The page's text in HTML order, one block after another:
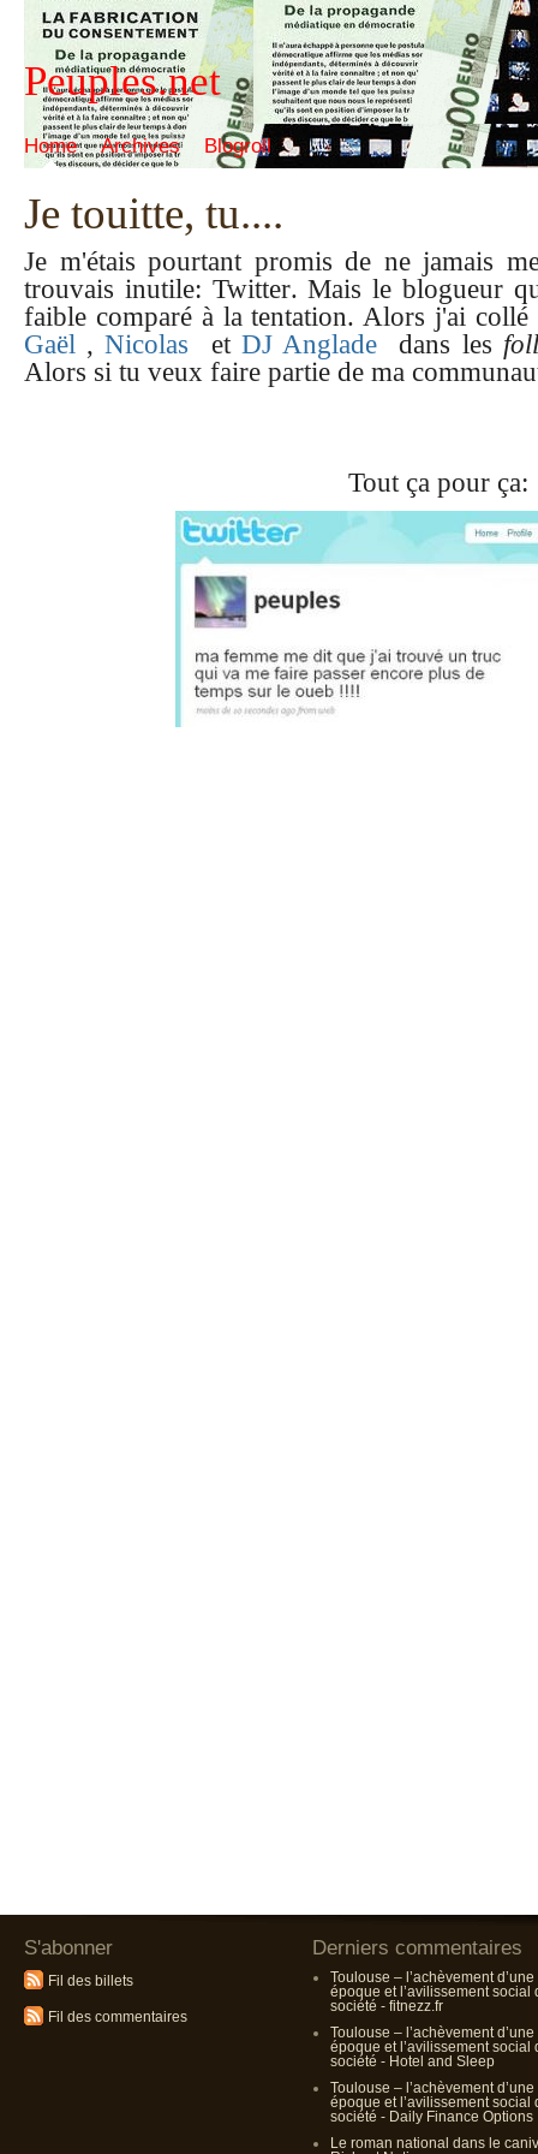
Peuples.net
Home Archives Blogroll
Je touitte, tu....
Je m'étais pourtant promis de ne jamais
trouvais inutile: Twitter. Mais le blogueur
faible comparé à la tentation. Alors j'ai
Gaël ,Nicolas et DJ Anglade dans les
Alors si tu veux faire partie de ma
Tout ça pour ça:
S'abonner
Fil des billets
Fil des commentaires
Derniers commentaires
Toulouse – l’achèvement d’une
époque et l’avilissement social
société - fitnezz.fr
Toulouse – l’achèvement d’une
époque et l’avilissement social
société - Hotel and Sleep
Toulouse – l’achèvement d’une
époque et l’avilissement social
société - Daily Finance Options
Le roman national dans le